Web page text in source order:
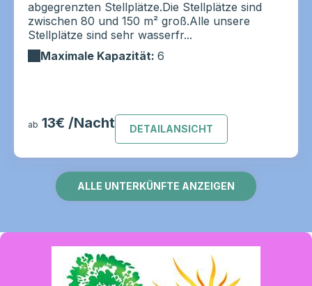
abgegrenzten Stellplätze.Die Stellplätze sind
zwischen 80 und 150 m² groß.Alle unsere
Stellplätze sind sehr wasserfr...
Maximale Kapazität: 6
ab 13€ /Nacht DETAILANSICHT
ALLE UNTERKÜNFTE ANZEIGEN